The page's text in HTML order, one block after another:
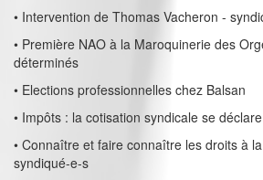
• Intervention de Thomas Vacheron -
• Première NAO à la Maroquinerie des
déterminés
• Elections professionnelles chez Balsan
• Impôts : la cotisation syndicale se déclare
• Connaître et faire connaître les droits à
syndiqué-e-s